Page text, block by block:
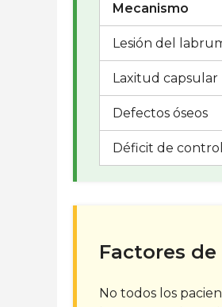
Mecanismo
Lesión del
Laxitud capsular
Defectos óseos
Déficit de
Factores
No todos los